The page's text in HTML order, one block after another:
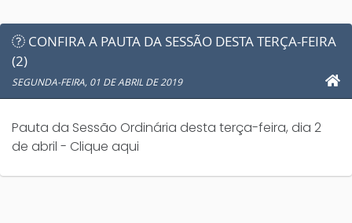
CONFIRA A PAUTA DA SESSÃO DESTA TERÇA-FEIRA
(2)
SEGUNDA-FEIRA, 01 DE ABRIL DE 2019
Pauta da Sessão Ordinária desta terça-feira, dia 2
de abril - Clique aqui